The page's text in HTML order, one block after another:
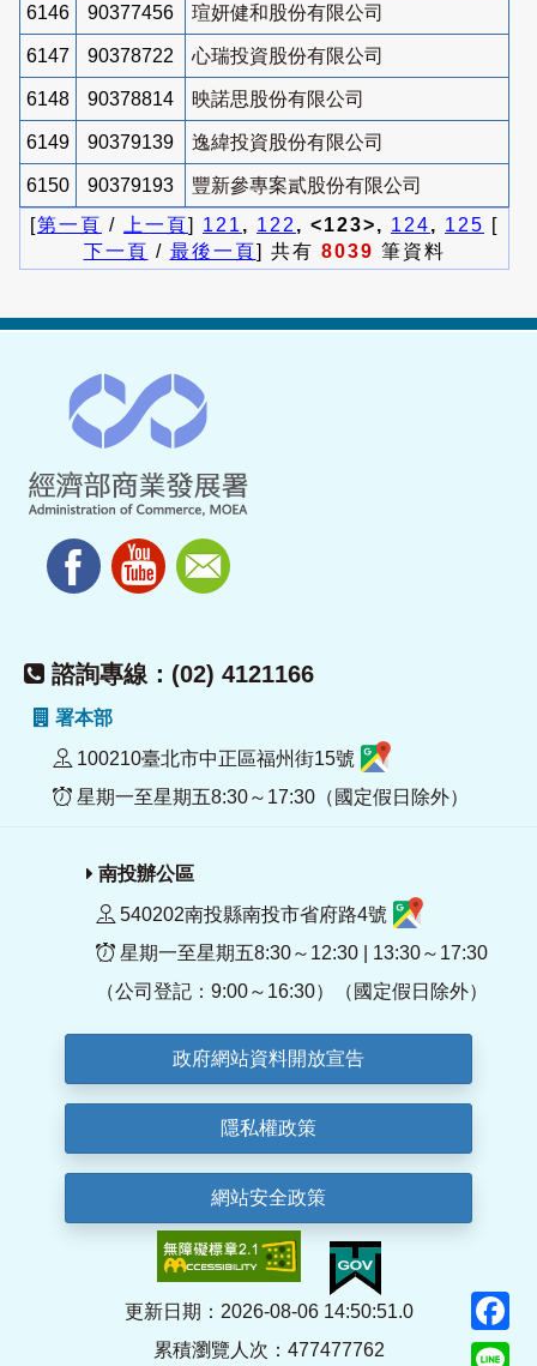
6146 90377456 瑄妍健和股份有限公司
6147 90378722 心瑞投資股份有限公司
6148 90378814 映諾思股份有限公司
6149 90379139 逸緯投資股份有限公司
6150 90379193
豐新參專案貳股份有限公司
[第一頁 / 上一頁] 121 , 122 , <123>, 124, 125 [
下一頁 / 最後一頁] 共有 8039 筆資料
諮詢專線：(02) 4121166
署本部
100210臺北市中正區福州街15號
星期一至星期五8:30～17:30（國定假日除外）
南投辦公區
540202南投縣南投市省府路4號
星期一至星期五8:30～12:30 | 13:30～17:30
（公司登記：9:00～16:30）（國定假日除外）
政府網站資料開放宣告
隱私權政策
網站安全政策
更新日期：2026-08-06 14:50:51.0
累積瀏覽人次：477477762